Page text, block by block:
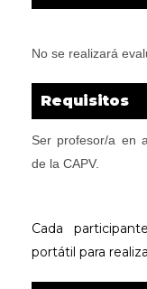
No se realizará
Requisitos
Ser profesor/a en
de la CAPV.
Cada
portátil para